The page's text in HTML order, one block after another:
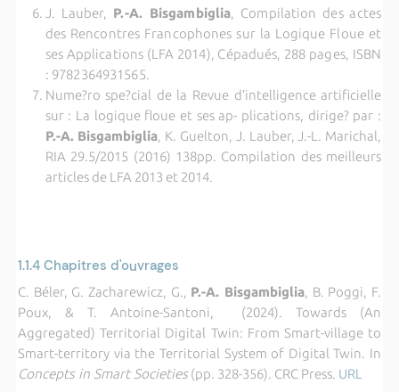
J. Lauber, P.-A. Bisgambiglia, Compilation des actes
des Rencontres Francophones sur la Logique Floue et
ses Applications (LFA 2014), Cépadués, 288 pages, ISBN
: 9782364931565.
Nume?ro spe?cial de la Revue d’intelligence artificielle
sur : La logique floue et ses ap- plications, dirige? par :
P.-A. Bisgambiglia, K. Guelton, J. Lauber, J.-L. Marichal,
RIA 29.5/2015 (2016) 138pp. Compilation des meilleurs
articles de LFA 2013 et 2014.
1.1.4 Chapitres d'ouvrages
C. Béler, G. Zacharewicz, G., P.-A. Bisgambiglia, B. Poggi, F.
Poux, & T. Antoine-Santoni, (2024). Towards (An
Aggregated) Territorial Digital Twin: From Smart-village to
Smart-territory via the Territorial System of Digital Twin. In
Concepts in Smart Societies(pp. 328-356). CRC Press. URL